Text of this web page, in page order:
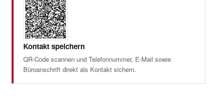
Kontakt speichern
QR-Code scannen und Telefonnummer, E-Mail sowie
Büroanschrift direkt als Kontakt sichern.